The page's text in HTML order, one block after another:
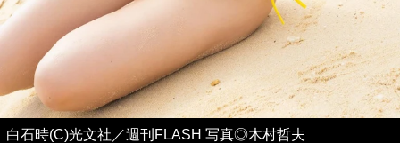
白石時(C)光文社／週刊FLASH 写真◎木村哲夫